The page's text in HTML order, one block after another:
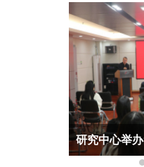
践行正确政...研究中心举